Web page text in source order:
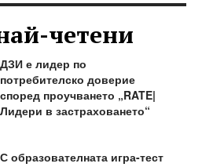
четени
ДЗИ е лидер по
потребителско доверие
според проучването „RATE|
Лидери в застраховането“
С образователната игра-тест